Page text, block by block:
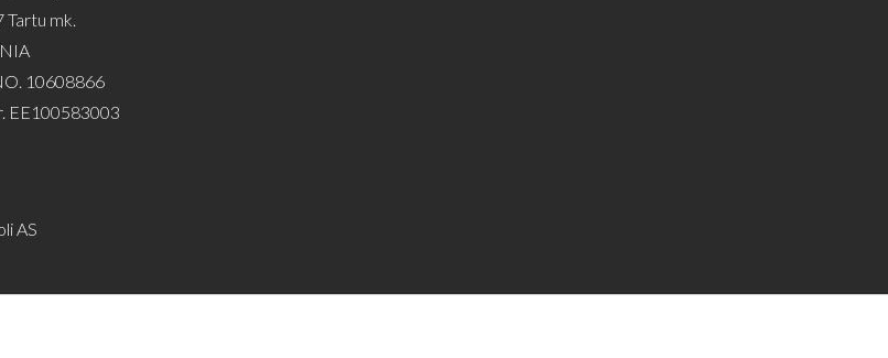
Tartu mk.
10608866
EE100583003
AS